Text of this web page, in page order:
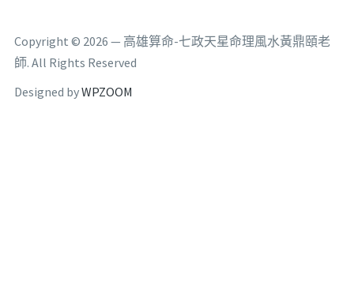
Copyright © 2026 — 高雄算命-七政天星命理風水黃鼎頤老
師. All Rights Reserved
Designed byWPZOOM